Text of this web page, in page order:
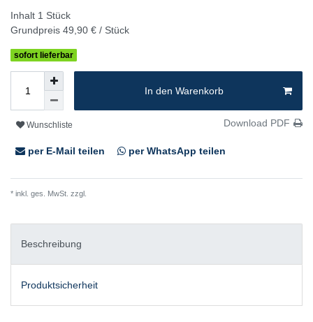
Inhalt 1 Stück
Grundpreis 49,90 € / Stück
sofort lieferbar
In den Warenkorb
Wunschliste Download PDF
per E-Mail teilen per WhatsApp teilen
* inkl. ges. MwSt. zzgl.
Beschreibung
Produktsicherheit